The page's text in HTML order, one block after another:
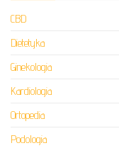
CBD
Dietetyka
Ginekologia
Kardiologia
Ortopedia
Podologia